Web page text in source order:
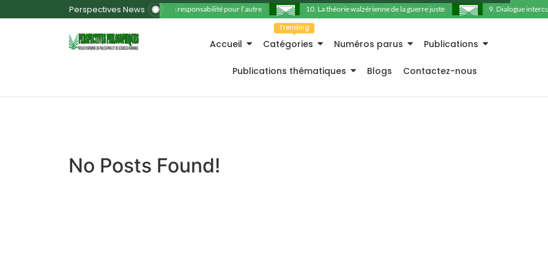
Perspectives News 11. La responsabilité pour l’autre 10. La théorie walzérienne de la guerre juste 9. Dialogue
Accueil Catégories
Trending
Numéros parus Publications
Publications thématiques Blogs Contactez-nous
No Posts Found!